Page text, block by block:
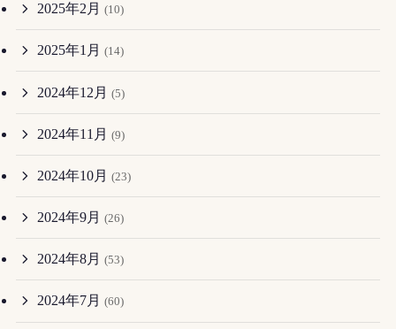
2025年2月 (10)
2025年1月 (14)
2024年12月 (5)
2024年11月 (9)
2024年10月 (23)
2024年9月 (26)
2024年8月 (53)
2024年7月 (60)